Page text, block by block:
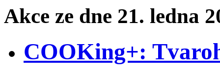
Akce ze dne 21. ledna
COOKing+: